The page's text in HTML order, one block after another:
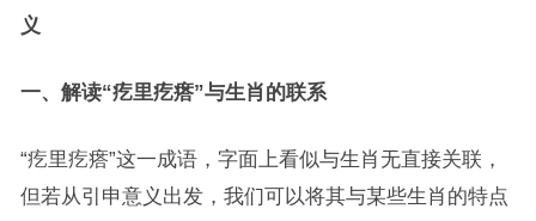
义
一、解读“疙里疙瘩”与生肖的联系
“疙里疙瘩”这一成语，字面上看似与生肖无直接关联，
但若从引申意义出发，我们可以将其与某些生肖的特点